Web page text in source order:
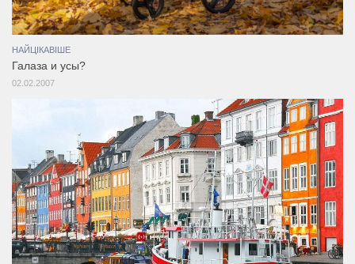
НАЙЦІКАВІШЕ
Галаза и усы?
02.02.2007